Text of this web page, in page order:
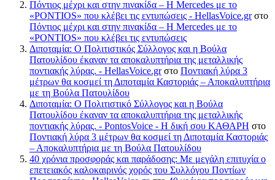
Πόντιος μέχρι και στην πινακίδα – Η Mercedes με το
«PONTIOS» που κλέβει τις εντυπώσεις - HellasVoice.grστο
Πόντιος μέχρι και στην πινακίδα – Η Mercedes με το
«PONTIOS» που κλέβει τις εντυπώσεις
Διποταμία: Ο Πολιτιστικός Σύλλογος και η Βούλα
Πατουλίδου έκαναν τα αποκαλυπτήρια της μεταλλικής
ποντιακής λύρας. - HellasVoice.grστο Ποντιακή λύρα 3
μέτρων θα κοσμεί τη Διποταμία Καστοριάς – Αποκαλυπτήρια
με τη Βούλα Πατουλίδου
Διποταμία: Ο Πολιτιστικό Σύλλογος και η Βούλα
Πατουλίδου έκαναν τα αποκαλυπτήρια της μεταλλικής
ποντιακής λύρας. - PontosVoice - H δική σου ΚΑΘΑΡΗ στο
Ποντιακή λύρα 3 μέτρων θα κοσμεί τη Διποταμία Καστοριάς
– Αποκαλυπτήρια με τη Βούλα Πατουλίδου
40 χρόνια προσφοράς και παράδοσης: Με μεγάλη επιτυχία ο
επετειακός καλοκαιρινός χορός του Συλλόγου Ποντίων